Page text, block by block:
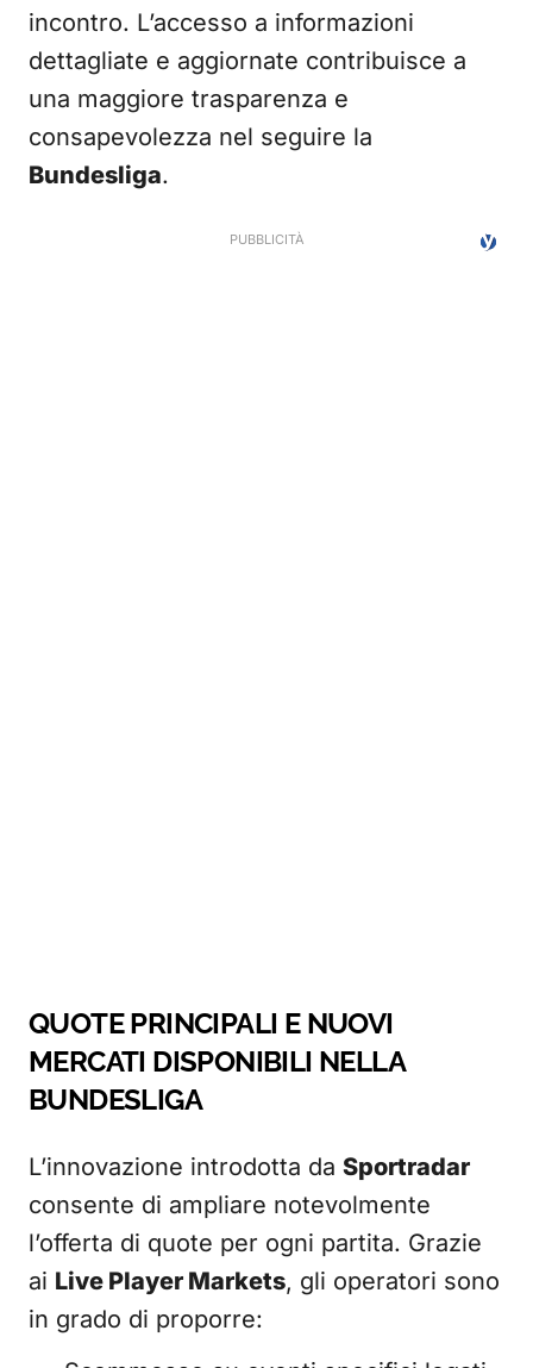
incontro. L’accesso a informazioni
dettagliate e aggiornate contribuisce a
una maggiore trasparenza e
consapevolezza nel seguire la
Bundesliga.
QUOTE PRINCIPALI E NUOVI
MERCATI DISPONIBILI NELLA
BUNDESLIGA
L’innovazione introdotta da Sportradar
consente di ampliare notevolmente
l’offerta di quote per ogni partita. Grazie
ai Live Player Markets, gli operatori sono
in grado di proporre: